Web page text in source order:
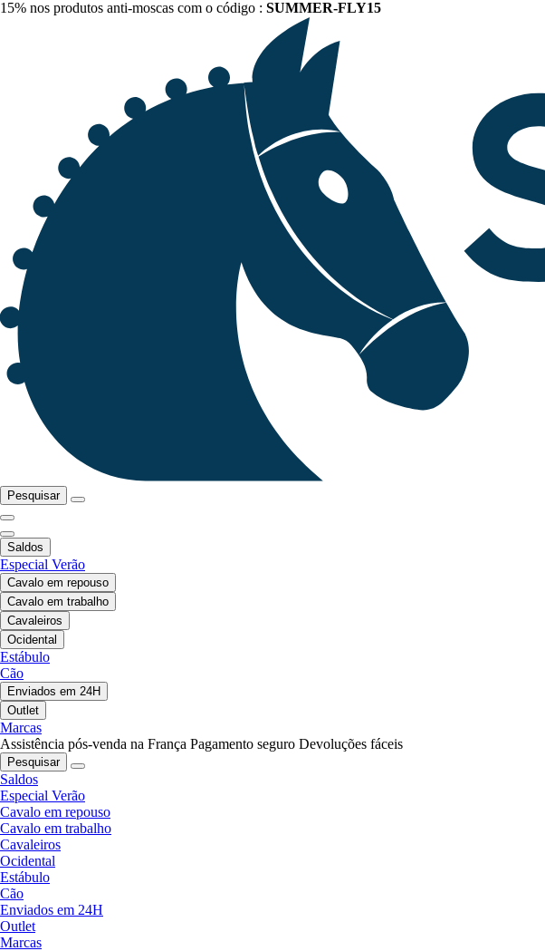
15% nos produtos anti-moscas com o código : SUMMER-FLY15
Pesquisar
Saldos
Especial Verão
Cavalo em repouso
Cavalo em trabalho
Cavaleiros
Ocidental
Estábulo
Cão
Enviados em 24H
Outlet
Marcas
Assistência pós-venda na França Pagamento seguro Devoluções fáceis
Pesquisar
Saldos
Especial Verão
Cavalo em repouso
Cavalo em trabalho
Cavaleiros
Ocidental
Estábulo
Cão
Enviados em 24H
Outlet
Marcas